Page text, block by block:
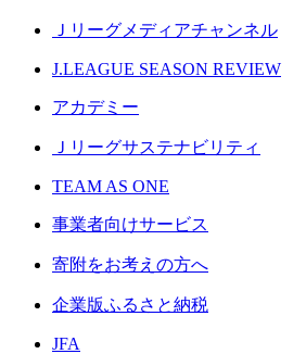
Ｊリーグメディアチャンネル
J.LEAGUE SEASON REVIEW
アカデミー
Ｊリーグサステナビリティ
TEAM AS ONE
事業者向けサービス
寄附をお考えの方へ
企業版ふるさと納税
JFA